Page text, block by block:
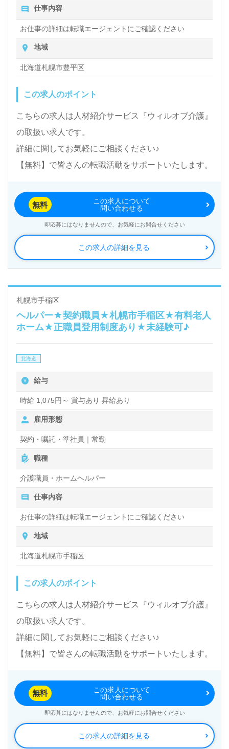
仕事内容
お仕事の詳細は転職エージェントにご確認ください
地域
北海道札幌市豊平区
この求人のポイント
こちらの求人は人材紹介サービス『ウィルオブ介護』
の取扱い求人です。
詳細に関してお気軽にご相談ください♪
【無料】で皆さんの転職活動をサポートいたします。
この求人の詳細を見る
無料
この求人について
問い合わせる
即応募にはなりませんので、お気軽にお問合せください
札幌市手稲区
ヘルパー★契約職員★札幌市手稲区★有料老人
ホーム★正職員登用制度あり★未経験可♪
北海道
給与
時給 1,075円～ 賞与あり 昇給あり
雇用形態
契約・嘱託・準社員｜常勤
職種
介護職員・ホームヘルパー
仕事内容
お仕事の詳細は転職エージェントにご確認ください
地域
北海道札幌市手稲区
この求人のポイント
こちらの求人は人材紹介サービス『ウィルオブ介護』
の取扱い求人です。
詳細に関してお気軽にご相談ください♪
【無料】で皆さんの転職活動をサポートいたします。
この求人の詳細を見る
無料
この求人について
問い合わせる
即応募にはなりませんので、お気軽にお問合せください